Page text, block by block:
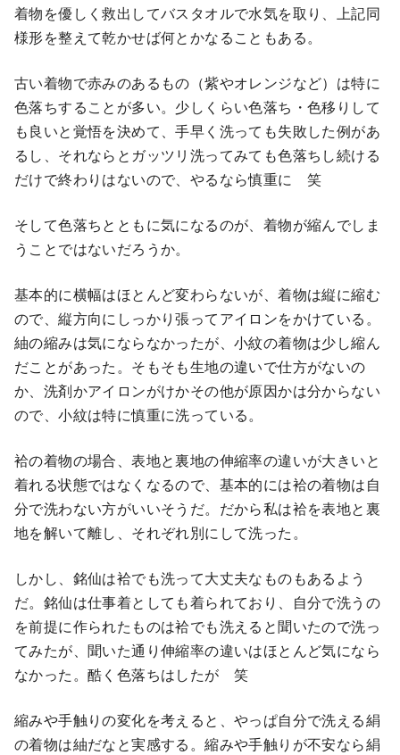
着物を優しく救出してバスタオルで水気を取り、上記同
様形を整えて乾かせば何とかなることもある。
古い着物で赤みのあるもの（紫やオレンジなど）は特に
色落ちすることが多い。少しくらい色落ち・色移りして
も良いと覚悟を決めて、手早く洗っても失敗した例があ
るし、それならとガッツリ洗ってみても色落ちし続ける
だけで終わりはないので、やるなら慎重に 笑
そして色落ちとともに気になるのが、着物が縮んでしま
うことではないだろうか。
基本的に横幅はほとんど変わらないが、着物は縦に縮む
ので、縦方向にしっかり張ってアイロンをかけている。
紬の縮みは気にならなかったが、小紋の着物は少し縮ん
だことがあった。そもそも生地の違いで仕方がないの
か、洗剤かアイロンがけかその他が原因かは分からない
ので、小紋は特に慎重に洗っている。
袷の着物の場合、表地と裏地の伸縮率の違いが大きいと
着れる状態ではなくなるので、基本的には袷の着物は自
分で洗わない方がいいそうだ。だから私は袷を表地と裏
地を解いて離し、それぞれ別にして洗った。
しかし、銘仙は袷でも洗って大丈夫なものもあるよう
だ。銘仙は仕事着としても着られており、自分で洗うの
を前提に作られたものは袷でも洗えると聞いたので洗っ
てみたが、聞いた通り伸縮率の違いはほとんど気になら
なかった。酷く色落ちはしたが 笑
縮みや手触りの変化を考えると、やっぱ自分で洗える絹
の着物は紬だなと実感する。縮みや手触りが不安なら絹